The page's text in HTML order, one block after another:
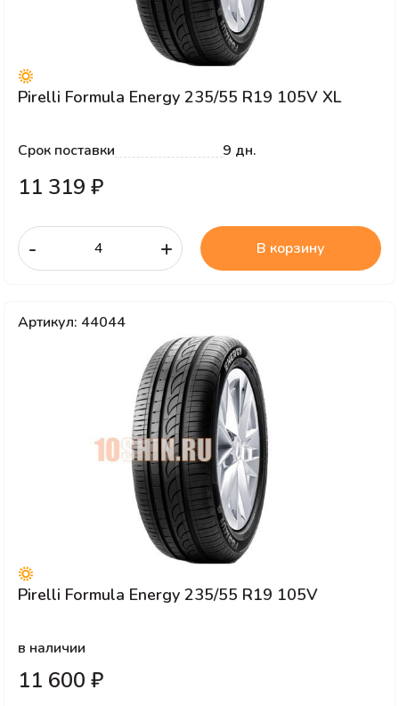
Pirelli Formula Energy 235/55 R19 105V XL
Срок поставки 9 дн.
11 319 ₽
- + В корзину
Артикул: 44044
Pirelli Formula Energy 235/55 R19 105V
в наличии
11 600 ₽